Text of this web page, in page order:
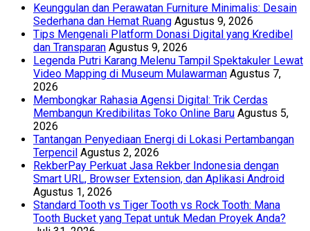
Keunggulan dan Perawatan Furniture Minimalis: Desain
Sederhana dan Hemat Ruang Agustus 9, 2026
Tips Mengenali Platform Donasi Digital yang Kredibel
dan Transparan Agustus 9, 2026
Legenda Putri Karang Melenu Tampil Spektakuler Lewat
Video Mapping di Museum Mulawarman Agustus 7,
2026
Membongkar Rahasia Agensi Digital: Trik Cerdas
Membangun Kredibilitas Toko Online Baru Agustus 5,
2026
Tantangan Penyediaan Energi di Lokasi Pertambangan
Terpencil Agustus 2, 2026
RekberPay Perkuat Jasa Rekber Indonesia dengan
Smart URL, Browser Extension, dan Aplikasi Android
Agustus 1, 2026
Standard Tooth vs Tiger Tooth vs Rock Tooth: Mana
Tooth Bucket yang Tepat untuk Medan Proyek Anda?